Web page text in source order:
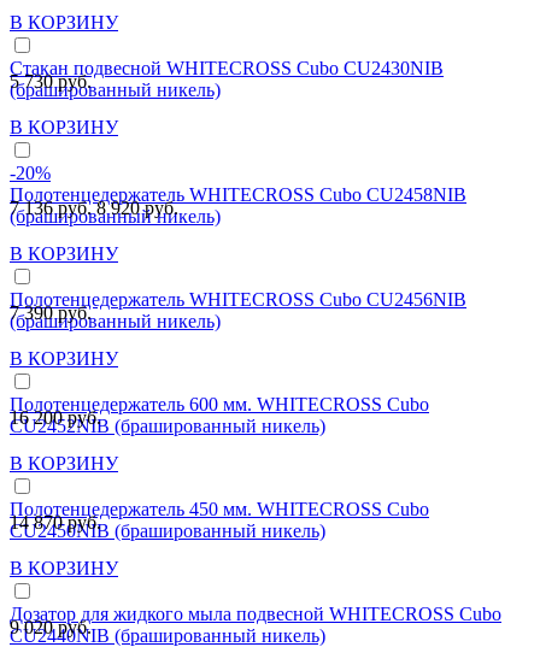
В КОРЗИНУ
Стакан подвесной WHITECROSS Cubo CU2430NIB
(брашированный никель)
5 730 руб.
В КОРЗИНУ
-20%
Полотенцедержатель WHITECROSS Cubo CU2458NIB
(брашированный никель)
7 136 руб.8 920 руб.
В КОРЗИНУ
Полотенцедержатель WHITECROSS Cubo CU2456NIB
(брашированный никель)
7 390 руб.
В КОРЗИНУ
Полотенцедержатель 600 мм. WHITECROSS Cubo
CU2452NIB (брашированный никель)
16 200 руб.
В КОРЗИНУ
Полотенцедержатель 450 мм. WHITECROSS Cubo
CU2450NIB (брашированный никель)
14 870 руб.
В КОРЗИНУ
Дозатор для жидкого мыла подвесной WHITECROSS Cubo
CU2440NIB (брашированный никель)
9 020 руб.